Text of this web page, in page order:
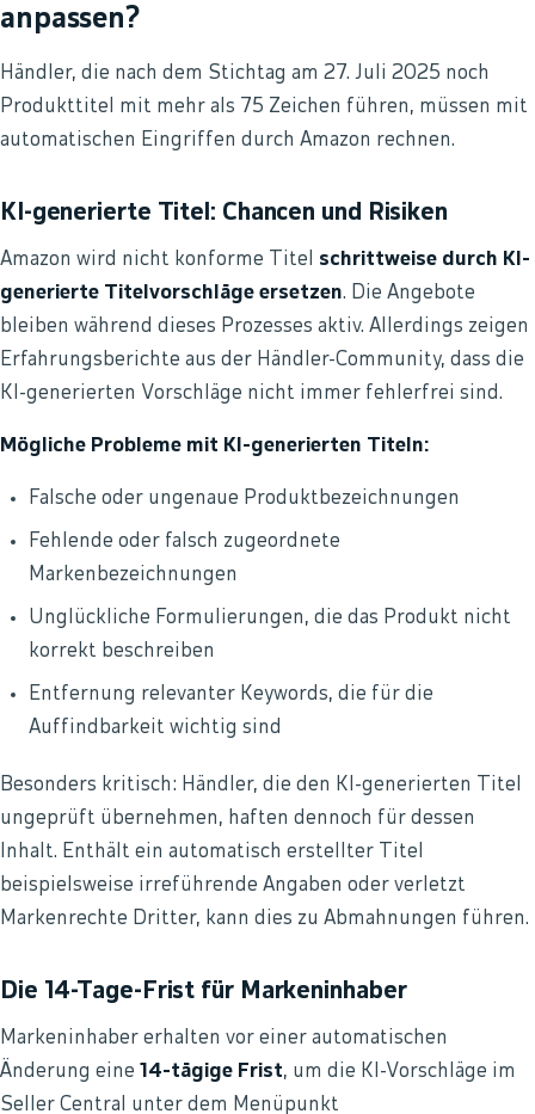
anpassen?
Händler, die nach dem Stichtag am 27. Juli 2025 noch
Produkttitel mit mehr als 75 Zeichen führen, müssen mit
automatischen Eingriffen durch Amazon rechnen.
KI-generierte Titel: Chancen und Risiken
Amazon wird nicht konforme Titel schrittweise durch KI-
generierte Titelvorschläge ersetzen. Die Angebote
bleiben während dieses Prozesses aktiv. Allerdings zeigen
Erfahrungsberichte aus der Händler-Community, dass die
KI-generierten Vorschläge nicht immer fehlerfrei sind.
Mögliche Probleme mit KI-generierten Titeln:
Falsche oder ungenaue Produktbezeichnungen
Fehlende oder falsch zugeordnete
Markenbezeichnungen
Unglückliche Formulierungen, die das Produkt nicht
korrekt beschreiben
Entfernung relevanter Keywords, die für die
Auffindbarkeit wichtig sind
Besonders kritisch: Händler, die den KI-generierten Titel
ungeprüft übernehmen, haften dennoch für dessen
Inhalt. Enthält ein automatisch erstellter Titel
beispielsweise irreführende Angaben oder verletzt
Markenrechte Dritter, kann dies zu Abmahnungen führen.
Die 14-Tage-Frist für Markeninhaber
Markeninhaber erhalten vor einer automatischen
Änderung eine 14-tägige Frist, um die KI-Vorschläge im
Seller Central unter dem Menüpunkt